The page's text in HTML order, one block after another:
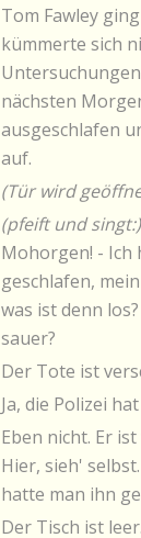
Tom Fawley
kümmerte sich
nächsten
ausgeschlafen
auf.
(Tür wird
(pfeift und singt:)
Mohorgen! - Ich
geschlafen,
was ist denn
sauer?
Der Tote ist
Ja, die Polizei
Eben nicht. Er
Hier, sieh'
hatte man ihn
Der Tisch ist leer.